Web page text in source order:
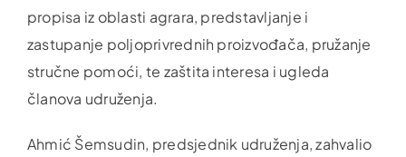
propisa iz oblasti agrara, predstavljanje i
zastupanje poljoprivrednih proizvođača, pružanje
stručne pomoći, te zaštita interesa i ugleda
članova udruženja.
Ahmić Šemsudin, predsjednik udruženja, zahvalio